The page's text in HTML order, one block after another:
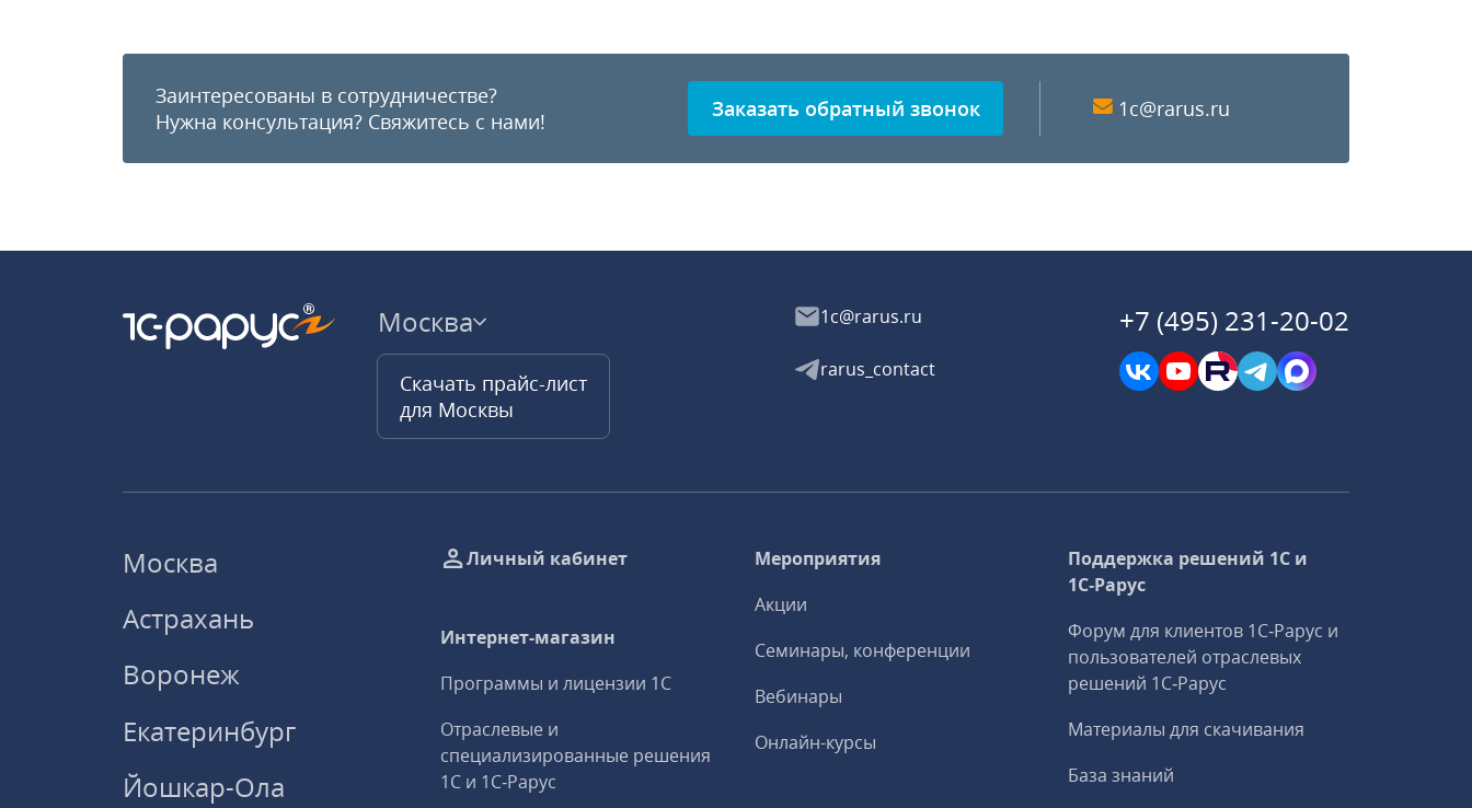
Заинтересованы в сотрудничестве?
Нужна консультация? Свяжитесь с нами! Заказать обратный звонок 1c@rarus.ru
Москва
Скачать прайс-лист
для Москвы
1c@rarus.ru
rarus_contact
+7 (495) 231-20-02
Москва
Астрахань
Воронеж
Екатеринбург
Йошкар-Ола
Личный кабинет
Интернет-магазин
Программы и лицензии 1С
Отраслевые и
специализированные решения
1С и 1С‑Рарус
Мероприятия
Акции
Семинары, конференции
Вебинары
Онлайн-курсы
Поддержка решений 1С и
1С‑Рарус
Форум для клиентов 1С‑Рарус и
пользователей отраслевых
решений 1С‑Рарус
Материалы для скачивания
База знаний